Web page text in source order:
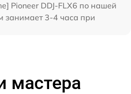
Pioneer DDJ-FLX6 по нашей
занимает 3-4 часа при
мастера